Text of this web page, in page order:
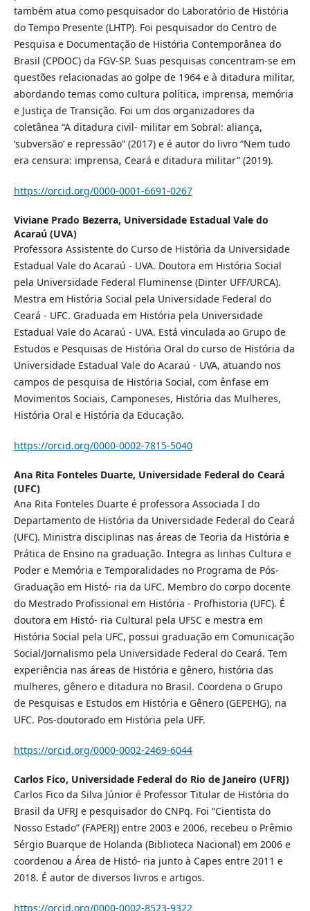
também atua como pesquisador do Laboratório de História
do Tempo Presente (LHTP). Foi pesquisador do Centro de
Pesquisa e Documentação de História Contemporânea do
Brasil (CPDOC) da FGV-SP. Suas pesquisas concentram-se em
questões relacionadas ao golpe de 1964 e à ditadura militar,
abordando temas como cultura política, imprensa, memória
e Justiça de Transição. Foi um dos organizadores da
coletânea “A ditadura civil- militar em Sobral: aliança,
‘subversão’ e repressão” (2017) e é autor do livro “Nem tudo
era censura: imprensa, Ceará e ditadura militar” (2019).
https://orcid.org/0000-0001-6691-0267
Viviane Prado Bezerra, Universidade Estadual Vale do
Acaraú (UVA)
Professora Assistente do Curso de História da Universidade
Estadual Vale do Acaraú - UVA. Doutora em História Social
pela Universidade Federal Fluminense (Dinter UFF/URCA).
Mestra em História Social pela Universidade Federal do
Ceará - UFC. Graduada em História pela Universidade
Estadual Vale do Acaraú - UVA. Está vinculada ao Grupo de
Estudos e Pesquisas de História Oral do curso de História da
Universidade Estadual Vale do Acaraú - UVA, atuando nos
campos de pesquisa de História Social, com ênfase em
Movimentos Sociais, Camponeses, História das Mulheres,
História Oral e História da Educação.
https://orcid.org/0000-0002-7815-5040
Ana Rita Fonteles Duarte, Universidade Federal do Ceará
(UFC)
Ana Rita Fonteles Duarte é professora Associada I do
Departamento de História da Universidade Federal do Ceará
(UFC). Ministra disciplinas nas áreas de Teoria da História e
Prática de Ensino na graduação. Integra as linhas Cultura e
Poder e Memória e Temporalidades no Programa de Pós-
Graduação em Histó- ria da UFC. Membro do corpo docente
do Mestrado Profissional em História - Profhistoria (UFC). É
doutora em Histó- ria Cultural pela UFSC e mestra em
História Social pela UFC, possui graduação em Comunicação
Social/Jornalismo pela Universidade Federal do Ceará. Tem
experiência nas áreas de História e gênero, história das
mulheres, gênero e ditadura no Brasil. Coordena o Grupo
de Pesquisas e Estudos em História e Gênero (GEPEHG), na
UFC. Pos-doutorado em História pela UFF.
https://orcid.org/0000-0002-2469-6044
Carlos Fico, Universidade Federal do Rio de Janeiro (UFRJ)
Carlos Fico da Silva Júnior é Professor Titular de História do
Brasil da UFRJ e pesquisador do CNPq. Foi “Cientista do
Nosso Estado” (FAPERJ) entre 2003 e 2006, recebeu o Prêmio
Sérgio Buarque de Holanda (Biblioteca Nacional) em 2006 e
coordenou a Área de Histó- ria junto à Capes entre 2011 e
2018. É autor de diversos livros e artigos.
https://orcid.org/0000-0002-8523-9322